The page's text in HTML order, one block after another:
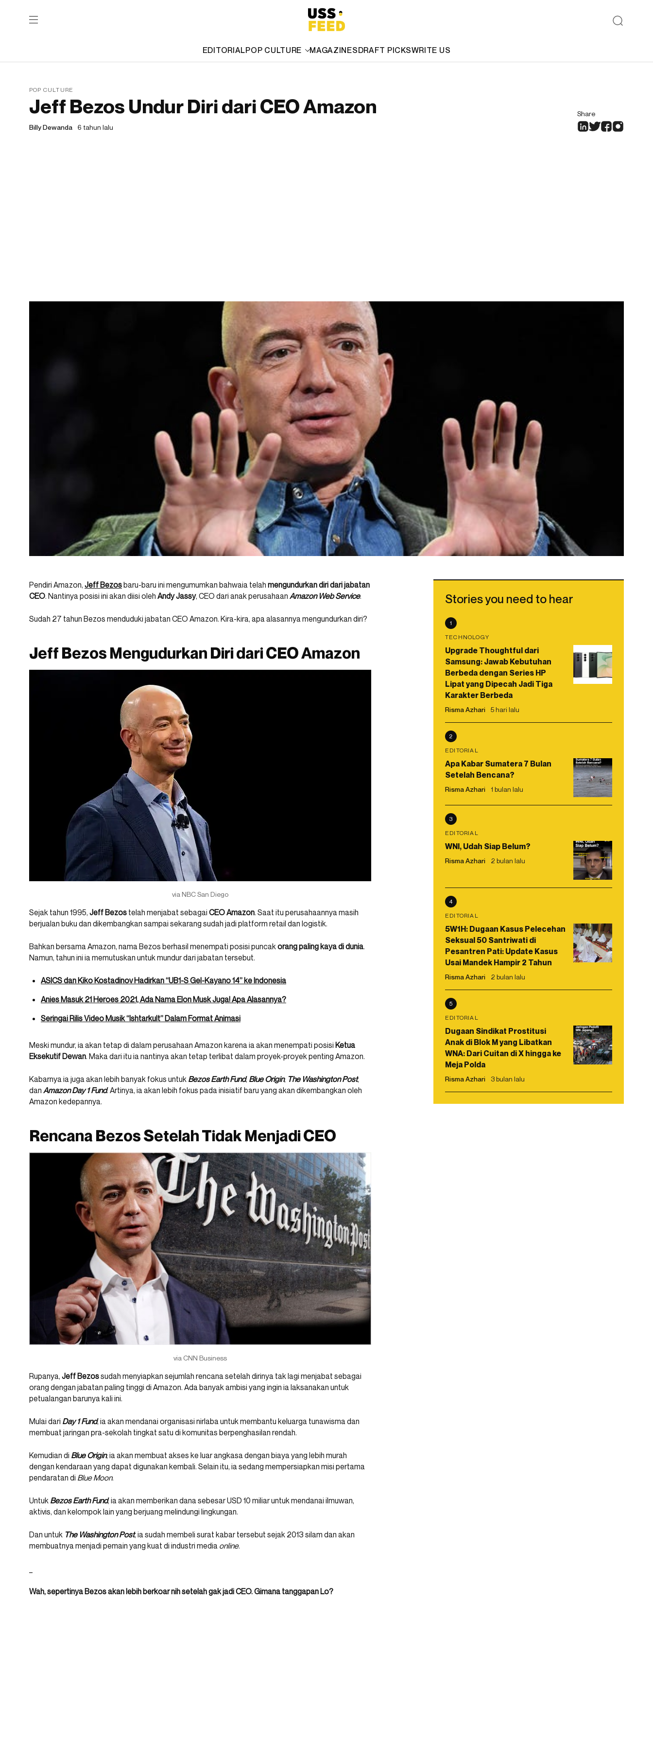
EDITORIALPOP CULTURE MAGAZINESDRAFT PICKSWRITE US
POP CULTURE
Jeff Bezos Undur Diri dari CEO Amazon
Billy Dewanda 6 tahun lalu
Share
Pendiri Amazon, Jeff Bezosbaru-baru ini mengumumkan bahwaia telah mengundurkan diri dari jabatan
CEO. Nantinya posisi ini akan diisi oleh Andy Jassy, CEO dari anak perusahaan Amazon Web Service.
Sudah 27 tahun Bezos menduduki jabatan CEO Amazon. Kira-kira, apa alasannya mengundurkan diri?
Jeff Bezos Mengudurkan Diri dari CEO Amazon
via NBC San Diego
Sejak tahun 1995, Jeff Bezos telah menjabat sebagai CEO Amazon. Saat itu perusahaannya masih
berjualan buku dan dikembangkan sampai sekarang sudah jadi platform retail dan logistik.
Bahkan bersama Amazon, nama Bezos berhasil menempati posisi puncak orang paling kaya di dunia.
Namun, tahun ini ia memutuskan untuk mundur dari jabatan tersebut.
ASICS dan Kiko Kostadinov Hadirkan “UB1-S Gel-Kayano 14” ke Indonesia
Anies Masuk 21 Heroes 2021, Ada Nama Elon Musk Juga! Apa Alasannya?
Seringai Rilis Video Musik “Ishtarkult” Dalam Format Animasi
Meski mundur, ia akan tetap di dalam perusahaan Amazon karena ia akan menempati posisi Ketua
Eksekutif Dewan. Maka dari itu ia nantinya akan tetap terlibat dalam proyek-proyek penting Amazon.
Kabarnya ia juga akan lebih banyak fokus untuk Bezos Earth Fund, Blue Origin, The Washington Post,
dan Amazon Day 1 Fund. Artinya, ia akan lebih fokus pada inisiatif baru yang akan dikembangkan oleh
Amazon kedepannya.
Rencana Bezos Setelah Tidak Menjadi CEO
via CNN Business
Rupanya, Jeff Bezossudah menyiapkan sejumlah rencana setelah dirinya tak lagi menjabat sebagai
orang dengan jabatan paling tinggi di Amazon. Ada banyak ambisi yang ingin ia laksanakan untuk
petualangan barunya kali ini.
Mulai dari Day 1 Fund, ia akan mendanai organisasi nirlaba untuk membantu keluarga tunawisma dan
membuat jaringan pra-sekolah tingkat satu di komunitas berpenghasilan rendah.
Kemudian di Blue Origin, ia akan membuat akses ke luar angkasa dengan biaya yang lebih murah
dengan kendaraan yang dapat digunakan kembali. Selain itu, ia sedang mempersiapkan misi pertama
pendaratan di Blue Moon.
Untuk Bezos Earth Fund, ia akan memberikan dana sebesar USD 10 miliar untuk mendanai ilmuwan,
aktivis, dan kelompok lain yang berjuang melindungi lingkungan.
Dan untuk The Washington Post, ia sudah membeli surat kabar tersebut sejak 2013 silam dan akan
membuatnya menjadi pemain yang kuat di industri media online.
Wah, sepertinya Bezos akan lebih berkoar nih setelah gak jadi CEO. Gimana tanggapan Lo?
Stories you need to hear
1
TECHNOLOGY
Upgrade Thoughtful dari
Samsung: Jawab Kebutuhan
Berbeda dengan Series HP
Lipat yang Dipecah Jadi Tiga
Karakter Berbeda
Risma Azhari 5 hari lalu
2
EDITORIAL
Apa Kabar Sumatera 7 Bulan
Setelah Bencana?
Risma Azhari 1 bulan lalu
3
EDITORIAL
WNI, Udah Siap Belum?
Risma Azhari 2 bulan lalu
4
EDITORIAL
5W1H: Dugaan Kasus Pelecehan
Seksual 50 Santriwati di
Pesantren Pati: Update Kasus
Usai Mandek Hampir 2 Tahun
Risma Azhari 2 bulan lalu
5
EDITORIAL
Dugaan Sindikat Prostitusi
Anak di Blok M yang Libatkan
WNA: Dari Cuitan di X hingga ke
Meja Polda
Risma Azhari 3 bulan lalu